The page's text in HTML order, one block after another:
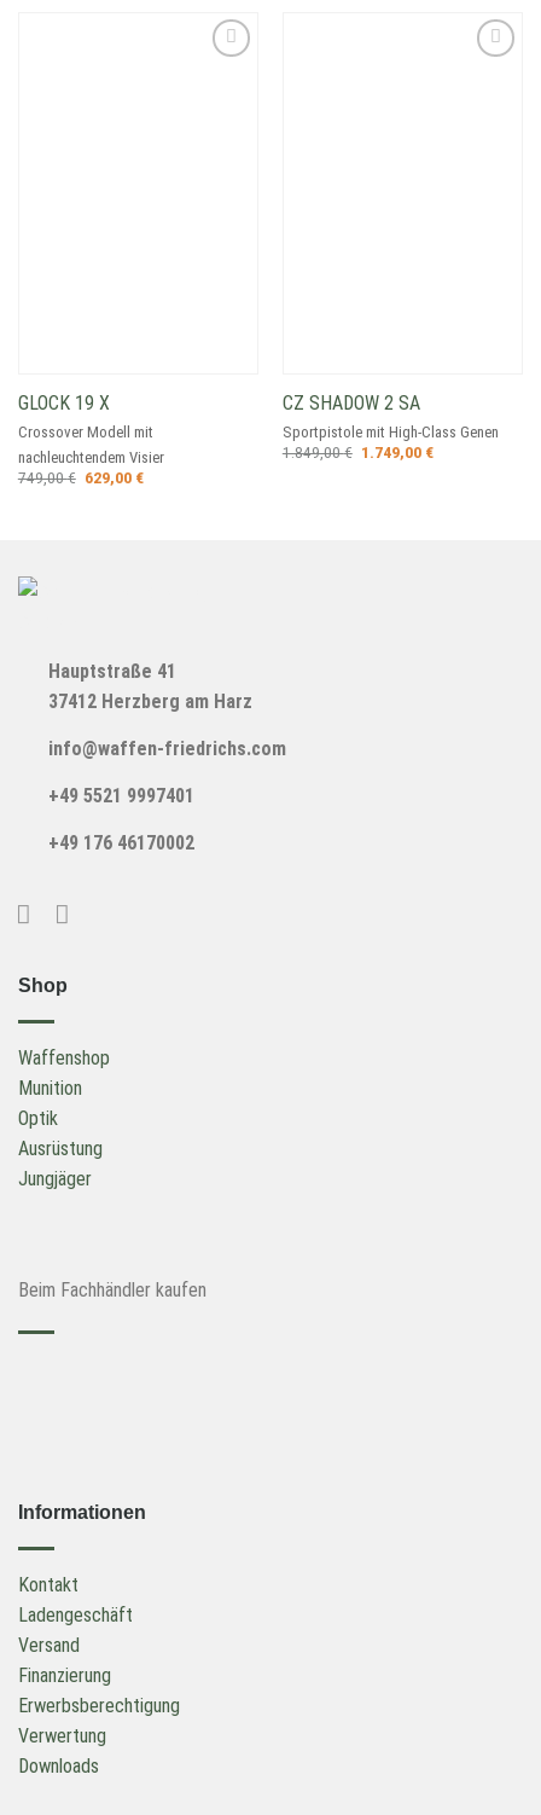
Add to
GLOCK 19 X
Crossover Modell mit
nachleuchtendem Visier
749,00€ Ursprünglicher
Preis
629,00 €Aktueller
Add to
CZ SHADOW 2 SA
Sportpistole mit High-Class Genen
1.849,00€ Ursprünglicher
1.749,00 €Aktueller
Hauptstraße 41
37412 Herzberg am Harz
info@waffen-friedrichs.com
+49 5521 9997401
+49 176 46170002
Shop
Waffenshop
Munition
Optik
Ausrüstung
Jungjäger
Beim Fachhändler kaufen
Informationen
Kontakt
Ladengeschäft
Versand
Finanzierung
Erwerbsberechtigung
Verwertung
Downloads